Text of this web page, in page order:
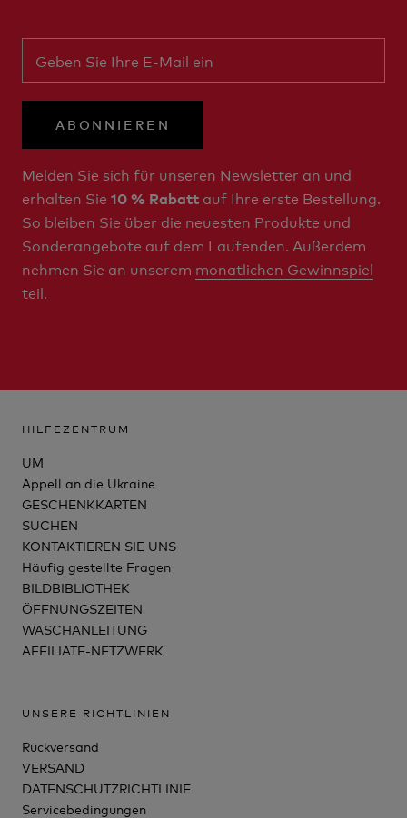
ABONNIEREN
Melden Sie sich für unseren Newsletter an und
erhalten Sie 10 % Rabatt auf Ihre erste Bestellung.
So bleiben Sie über die neuesten Produkte und
Sonderangebote auf dem Laufenden. Außerdem
nehmen Sie an unserem monatlichen Gewinnspiel
teil.
HILFEZENTRUM
UM
Appell an die Ukraine
GESCHENKKARTEN
SUCHEN
KONTAKTIEREN SIE UNS
Häufig gestellte Fragen
BILDBIBLIOTHEK
ÖFFNUNGSZEITEN
WASCHANLEITUNG
AFFILIATE-NETZWERK
UNSERE RICHTLINIEN
Rückversand
VERSAND
DATENSCHUTZRICHTLINIE
Servicebedingungen